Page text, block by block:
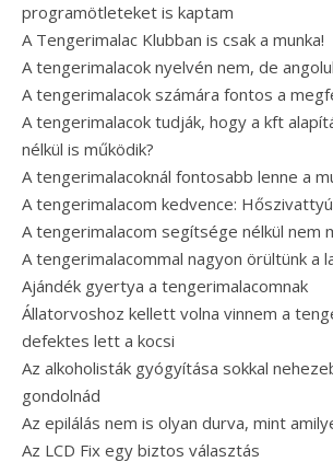
programötleteket is kaptam
A Tengerimalac Klubban is csak a munka!
A tengerimalacok nyelvén nem, de
A tengerimalacok számára fontos a
A tengerimalacok tudják, hogy a kft
nélkül is működik?
A tengerimalacoknál fontosabb lenne a
A tengerimalacom kedvence:
A tengerimalacom segítsége nélkül nem
A tengerimalacommal nagyon örültünk a
Ajándék gyertya a tengerimalacomnak
Állatorvoshoz kellett volna vinnem a
defektes lett a kocsi
Az alkoholisták gyógyítása sokkal
gondolnád
Az epilálás nem is olyan durva, mint
Az LCD Fix egy biztos választás